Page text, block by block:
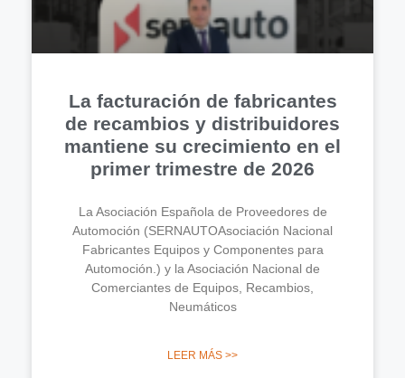
La facturación de fabricantes
de recambios y distribuidores
mantiene su crecimiento en el
primer trimestre de 2026
La Asociación Española de Proveedores de
Automoción (SERNAUTOAsociación Nacional
Fabricantes Equipos y Componentes para
Automoción.) y la Asociación Nacional de
Comerciantes de Equipos, Recambios,
Neumáticos
LEER MÁS >>